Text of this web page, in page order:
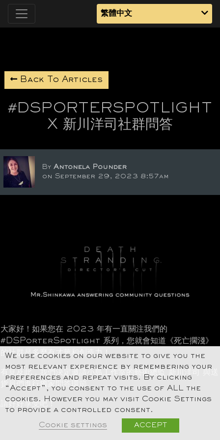
繁體中文
Back To Articles
#DSPORTERSPOTLIGHT
X 新川洋司社群問答
By Antonela Pounder
on September 29, 2023 8:57am
大家好！如果您在 2023 年有一直關注我們的
#DSPorterSpotlight 系列，您就會知道《死亡擱淺》
的社群是多麼有才華和創造力！
有見及此，我們決定邀請小島工作室的藝術總監 新川洋司 與送
貨員們進行獨家問答環節。
We use cookies on our website to give you the
most relevant experience by remembering your
preferences and repeat visits. By clicking
“Accept”, you consent to the use of ALL the
cookies. However you may visit Cookie Settings
to provide a controlled consent.
Cookie settings ACCEPT